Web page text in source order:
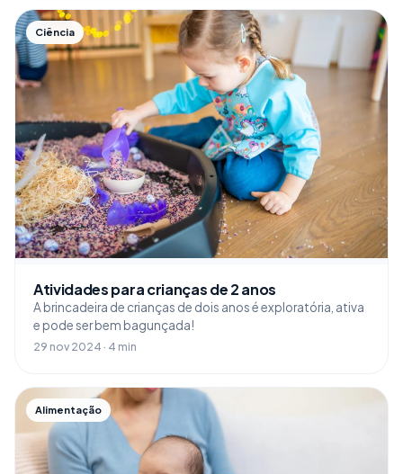
Ciência
Atividades para crianças de 2 anos
A brincadeira de crianças de dois anos é exploratória, ativa
e pode ser bem bagunçada!
29 nov 2024 · 4 min
Alimentação